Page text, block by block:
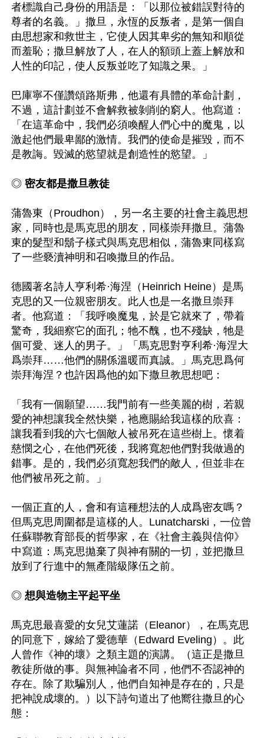
者標識自己身份的用語是：「以那位被錯誤對待的
尊者的名義。」撒旦，永恆的反叛者，是第一個自
由思想家和救世主，它使人因其卑劣的無知和順從
而羞恥；撒旦解放了人，在人的額頭上蓋上解放和
人性的印記，使人反叛並吃了知識之果。」
巴庫寧不僅讚頌路斯弗，他還有具體的革命計劃，
不過，這計劃並不會解救被剝削的窮人。他寫道：
「在這革命中，我們必須喚醒人們心中的魔鬼，以
激起他們最卑鄙的激情。我們的使命是摧毀，而不
是教誨。毀滅的慾望就是創造性的慾望。」
◎ 密友都是撒旦教徒
蒲魯東（Proudhon），另一名主要的社會主義思想
家，同時也是馬克思的朋友，同樣崇拜撒旦。蒲魯
東的髮型和鬍子樣式與馬克思相似，蒲魯東同樣寫
了一些褻瀆神明和召喚撒旦的作品。
德國著名詩人亨利希·海涅（Heinrich Heine）是馬
克思的又一位親密朋友。此人也是一名撒旦崇拜
者。他寫道：「我呼喚魔鬼，於是它就來了，帶着
驚奇，我細察它的面孔；牠不醜，也不殘缺，牠是
個可愛、迷人的男子。」「馬克思對亨利希·海涅大
爲崇拜……他們的關係溫暖而真誠。」馬克思爲何
崇拜海涅？也許因爲他的如下撒旦教思想吧：
「我有一個願望……我門前有一些美麗的樹，若親
愛的神想讓我全然快樂，祂應賜給我這樣的欣喜：
讓我看到我的六七個敵人被吊死在這些樹上。懷着
慈憫之心，在他們死後，我將寬恕他們對我做過的
錯事。是的，我們必須寬恕我們的敵人，但並非在
他們被吊死之前。」
一個正直的人，會和有這種想法的人成爲密友嗎？
但馬克思周圍都是這樣的人。Lunatcharski，一位曾
任蘇聯教育部長的哲學家，在《社會主義與信仰》
中寫道：馬克思拋棄了與神有關的一切，並把撒旦
放到了行進中的無產階級隊伍之前。
◎ 想與造物主平起平坐
馬克思最喜愛的女兒艾蓮諾（Eleanor），在馬克思
的同意下，嫁給了愛德華（Edward Eveling）。此
人曾作《神的壞》之類主題的演講。（這正是撒旦
教徒所做的事。與無神論者不同，他們不否認神的
存在。除了欺騙別人，他們自知神是存在的，只是
把神說成壞的。）以下詩句道出了他嚮往撒旦的心
態：